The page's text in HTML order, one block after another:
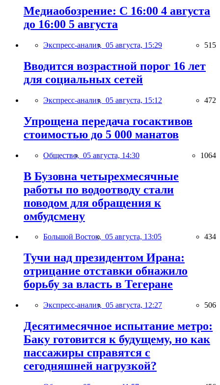
Медиаобозрение: С 16:00 4 августа
до 16:00 5 августа
Экспресс-анализ, 05 августа, 15:29 515
Вводится возрастной порог 16 лет
для социальных сетей
Экспресс-анализ, 05 августа, 15:12 472
Упрощена передача госактивов
стоимостью до 5 000 манатов
Общество, 05 августа, 14:30 1064
В Бузовна четырехмесячные
работы по водоотводу стали
поводом для обращения к
омбудсмену
Большой Восток, 05 августа, 13:05 434
Тучи над президентом Ирана:
отрицание отставки обнажило
борьбу за власть в Тегеране
Экспресс-анализ, 05 августа, 12:27 506
Десятимесячное испытание метро:
Баку готовится к будущему, но как
пассажиры справятся с
сегодняшней нагрузкой?